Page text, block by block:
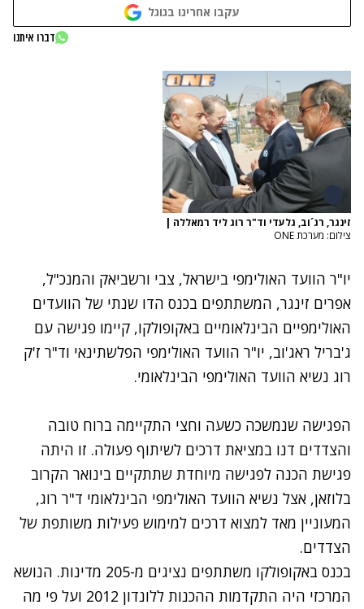
עקבו אחרינו בגוגל
דברו איתנו
זינגר, רג´וב, גלעדי וד"ר רוג ליד רמאללה |
צילום: מערכת ONE
יו"ר הוועד האולימפי בישראל, צבי ורשביאק והמנכ"ל,
אפרים זינגר, המשתתפים בכנס הדו שנתי של הוועדים
האולימפיים הבינלאומיים באקופולקו, קיימו פגישה עם
ג'בריל ראג'וב, יו"ר הוועד האולימפי הפלשתינאי וד"ר ז'ק
רוג נשיא הוועד האולימפי הבינלאומי.
הפגישה שנמשכה כשעה וחצי התקיימה ברוח טובה
והצדדים דנו במציאת דרכים לשיתוף פעולה. זו היתה
פגישת הכנה לפגישה מיוחדת שתתקיים בינואר הקרוב
בלוזאן, אצל נשיא הוועד האולימפי הבינלאומי ד"ר רוג,
המעוניין מאד למצוא דרכים למימוש פעילות משותפת של
הצדדים.
בכנס באקופולקו משתתפים נציגים מ-205 מדינות. הנושא
המרכזי היה התקדמות ההכנות ללונדון 2012 ועל פי מה